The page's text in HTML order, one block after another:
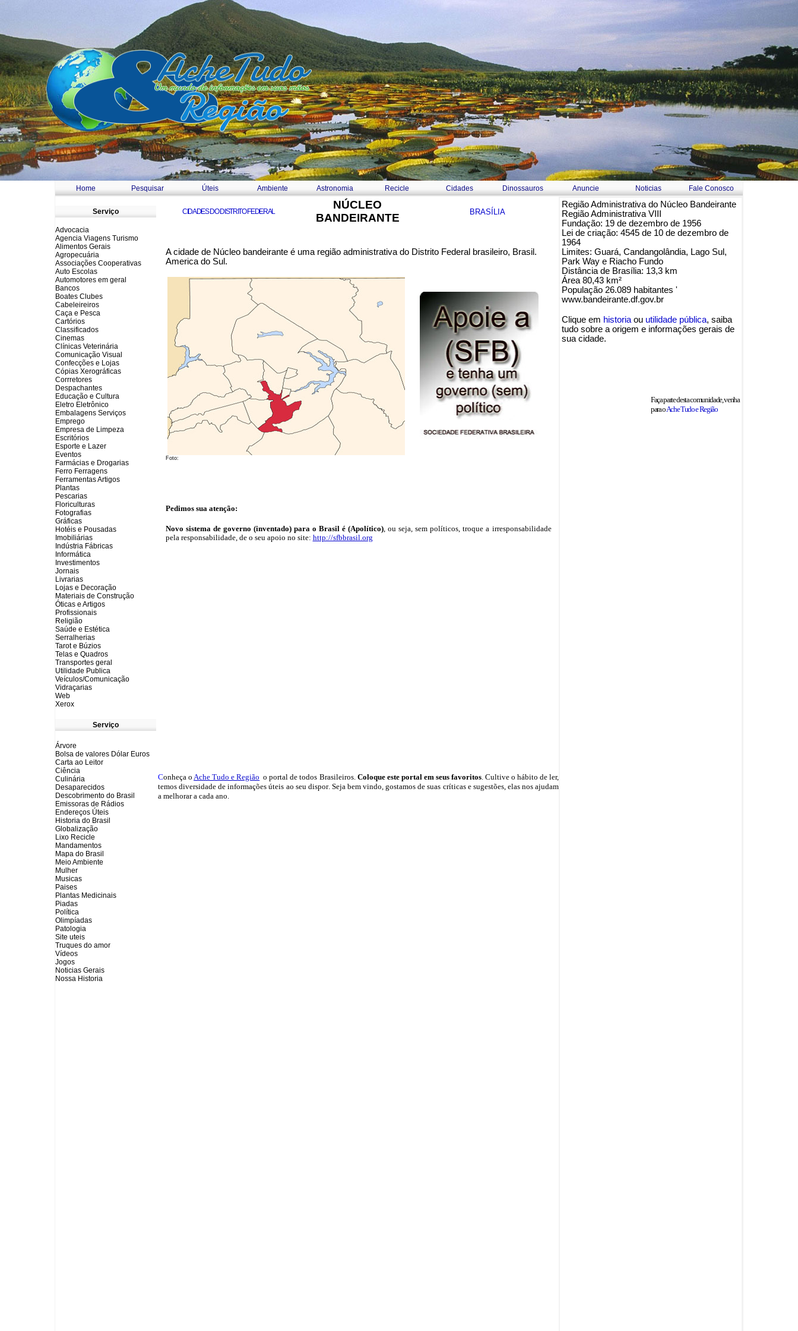
Home Pesquisar Úteis Ambiente Astronomia Recicle Cidades Dinossauros Anuncie Noticias
Fale Conosco
Serviço
Advocacia
Agencia Viagens Turismo
Alimentos Gerais
Agropecuária
Associações Cooperativas
Auto Escolas
Automotores em geral
Bancos
Boates Clubes
Cabeleireiros
Caça e Pesca
Cartórios
Classificados
Cinemas
Clínicas Veterinária
Comunicação Visual
Confecções e Lojas
Cópias Xerográficas
Corrretores
Despachantes
Educação e Cultura
Eletro Eletrônico
Embalagens Serviços
Emprego
Empresa de Limpeza
Escritórios
Esporte e Lazer
Eventos
Farmácias e Drogarias
Ferro Ferragens
Ferramentas Artigos
Plantas
Pescarias
Floriculturas
Fotografias
Gráficas
Hotéis e Pousadas
Imobiliárias
Indústria Fábricas
Informática
Investimentos
Jornais
Livrarias
Lojas e Decoração
Materiais de Construção
Óticas e Artigos
Profissionais
Religião
Saúde e Estética
Serralherias
Tarot e Búzios
Telas e Quadros
Transportes geral
Utilidade Publica
Veículos/Comunicação
Vidraçarias
Web
Xerox
Serviço
Árvore
Bolsa de valores Dólar Euros
Carta ao Leitor
Ciência
Culinária
Desaparecidos
Descobrimento do Brasil
Emissoras de Rádios
Endereços Úteis
Historia do Brasil
Globalização
Lixo Recicle
Mandamentos
Mapa do Brasil
Meio Ambiente
Mulher
Musicas
Paises
Plantas Medicinais
Piadas
Política
Olimpíadas
Patologia
Site uteis
Truques do amor
Vídeos
Jogos
Noticias Gerais
Nossa Historia
NÚCLEO
BANDEIRANTE
CIDADES DO DISTRITO FEDERAL BRASÍLIA
A cidade de Núcleo bandeirante é uma região administrativa do Distrito Federal brasileiro, Brasil.
America do Sul.
Foto:
Pedimos sua atenção:
Novo sistema de governo (inventado) para o Brasil é (Apolítico), ou seja, sem políticos, troque a irresponsabilidade
pela responsabilidade, de o seu apoio no site: http://sfbbrasil.org
Conheça oAche Tudo e Região o portalde todos Brasileiros. Coloque este portal em seus favoritos. Cultive o hábito de ler,
temosdiversidade de informações úteis ao seu dispor. Seja bem vindo, gostamos de suas críticas e sugestões, elas nos ajudam
a melhorar a cada ano.
Região Administrativa do Núcleo Bandeirante
Região Administrativa VIII
Fundação: 19 de dezembro de 1956
Lei de criação: 4545 de 10 de dezembro de
1964
Limites: Guará, Candangolândia, Lago Sul,
Park Way e Riacho Fundo
Distância de Brasília: 13,3 km
Área 80,43 km²
População 26.089 habitantes '
www.bandeirante.df.gov.br
Clique em historia ou utilidade pública, saiba
tudo sobre a origem e informações gerais de
sua cidade.
Faça parte desta comunidade, venha
para oAche Tudo e Região